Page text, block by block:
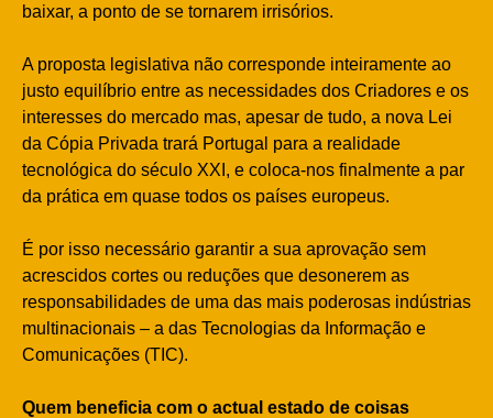
baixar, a ponto de se tornarem irrisórios.
A proposta legislativa não corresponde inteiramente ao
justo equilíbrio entre as necessidades dos Criadores e os
interesses do mercado mas, apesar de tudo, a nova Lei
da Cópia Privada trará Portugal para a realidade
tecnológica do século XXI, e coloca-nos finalmente a par
da prática em quase todos os países europeus.
É por isso necessário garantir a sua aprovação sem
acrescidos cortes ou reduções que desonerem as
responsabilidades de uma das mais poderosas indústrias
multinacionais – a das Tecnologias da Informação e
Comunicações (TIC).
Quem beneficia com o actual estado de coisas